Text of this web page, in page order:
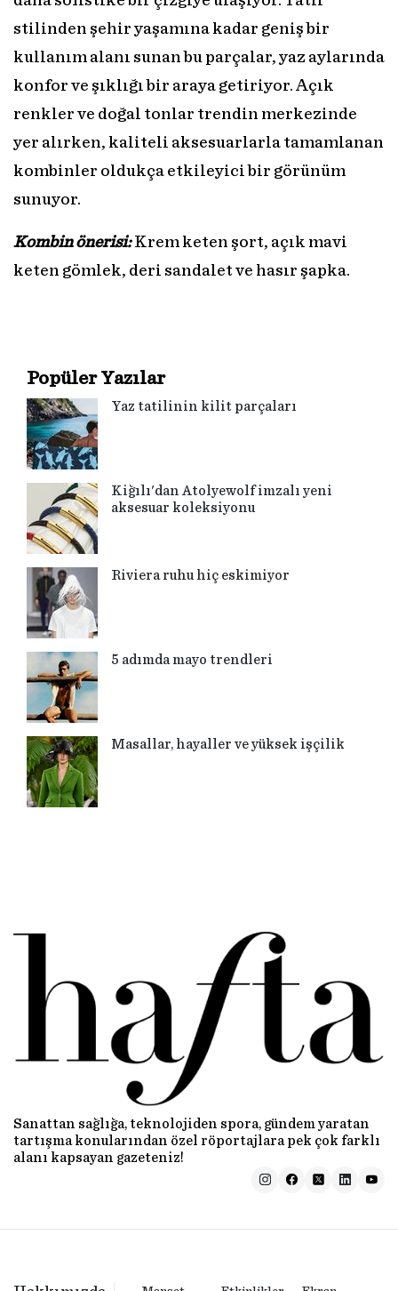
stilinden şehir yaşamına kadar geniş bir
kullanım alanı sunan bu parçalar, yaz aylarında
konfor ve şıklığı bir araya getiriyor. Açık
renkler ve doğal tonlar trendin merkezinde
yer alırken, kaliteli aksesuarlarla tamamlanan
kombinler oldukça etkileyici bir görünüm
sunuyor.
Kombin önerisi:Krem keten şort, açık mavi
keten gömlek, deri sandalet ve hasır şapka.
Popüler Yazılar
Yaz tatilinin kilit parçaları
Kiğılı'dan Atolyewolf imzalı yeni
aksesuar koleksiyonu
Riviera ruhu hiç eskimiyor
5 adımda mayo trendleri
Masallar, hayaller ve yüksek işçilik
Sanattan sağlığa, teknolojiden spora, gündem yaratan
tartışma konularından özel röportajlara pek çok farklı
alanı kapsayan gazeteniz!